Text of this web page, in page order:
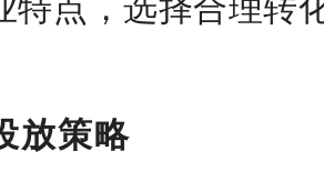
特点，选择合理转
放策略